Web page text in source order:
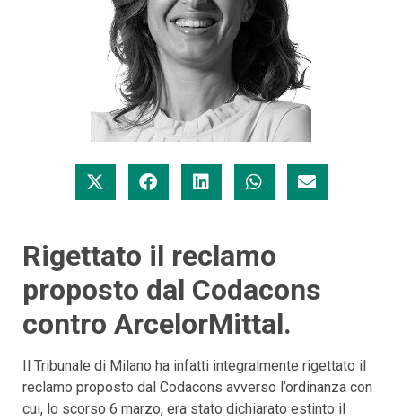
Rigettato il reclamo
proposto dal Codacons
contro ArcelorMittal.
Il Tribunale di Milano ha infatti integralmente rigettato il
reclamo proposto dal Codacons avverso l’ordinanza con
cui, lo scorso 6 marzo, era stato dichiarato estinto il